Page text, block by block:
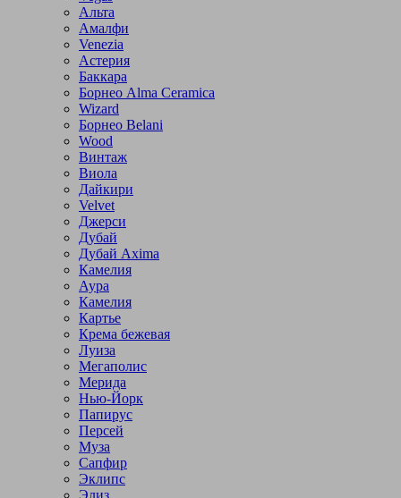
Альта
Амалфи
Venezia
Астерия
Баккара
Борнео Alma Ceramica
Wizard
Борнео Belani
Wood
Винтаж
Виола
Дайкири
Velvet
Джерси
Дубай
Дубай Axima
Камелия
Аура
Камелия
Картье
Крема бежевая
Луиза
Мегаполис
Мерида
Нью-Йорк
Папирус
Персей
Муза
Сапфир
Эклипс
Элиз